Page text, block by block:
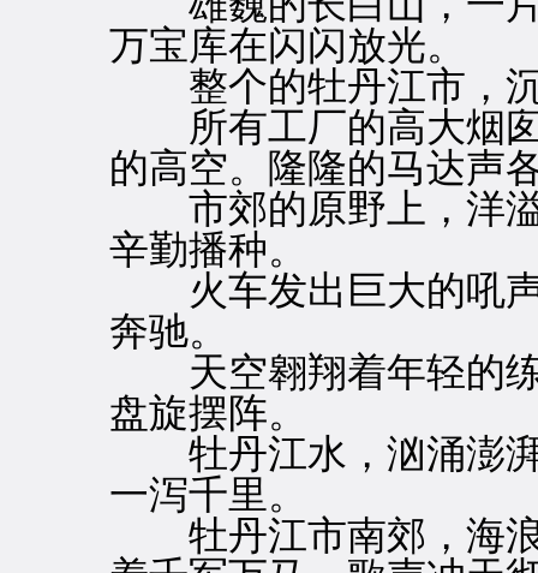
万宝库在闪闪放光。
整个的牡丹江市，沉
所有工厂的高大烟囱
的高空。隆隆的马达声
市郊的原野上，洋溢
辛勤播种。
火车发出巨大的吼声
奔驰。
天空翱翔着年轻的练
盘旋摆阵。
牡丹江水，汹涌澎湃
一泻千里。
牡丹江市南郊，海浪